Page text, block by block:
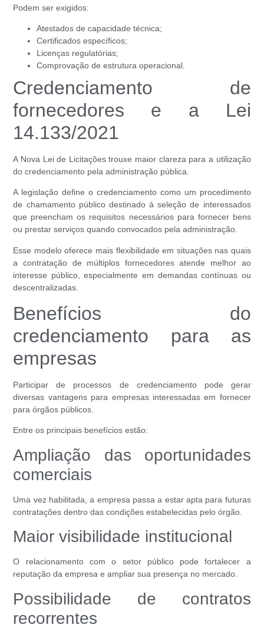
Podem ser exigidos:
Atestados de capacidade técnica;
Certificados específicos;
Licenças regulatórias;
Comprovação de estrutura operacional.
Credenciamento de
fornecedores e a Lei
14.133/2021
A Nova Lei de Licitações trouxe maior clareza para a utilização
do credenciamento pela administração pública.
A legislação define o credenciamento como um procedimento
de chamamento público destinado à seleção de interessados
que preencham os requisitos necessários para fornecer bens
ou prestar serviços quando convocados pela administração.
Esse modelo oferece mais flexibilidade em situações nas quais
a contratação de múltiplos fornecedores atende melhor ao
interesse público, especialmente em demandas contínuas ou
descentralizadas.
Benefícios do
credenciamento para as
empresas
Participar de processos de credenciamento pode gerar
diversas vantagens para empresas interessadas em fornecer
para órgãos públicos.
Entre os principais benefícios estão:
Ampliação das oportunidades
comerciais
Uma vez habilitada, a empresa passa a estar apta para futuras
contratações dentro das condições estabelecidas pelo órgão.
Maior visibilidade institucional
O relacionamento com o setor público pode fortalecer a
reputação da empresa e ampliar sua presença no mercado.
Possibilidade de contratos
recorrentes